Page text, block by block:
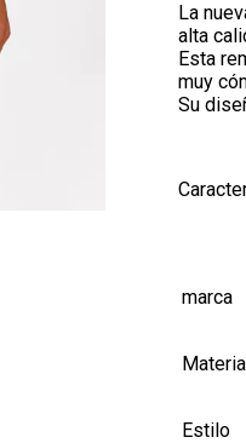
La
alta
Esta
muy
Su
marca
Estilo